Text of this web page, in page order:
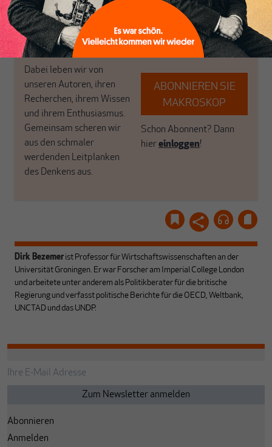
haben einen Blick auf
Geld, Wirtschaft und
Politik, den Sie so
woanders nicht finden.
Dabei leben wir von
unseren Autoren, ihren
Recherchen, ihrem Wissen
und ihrem Enthusiasmus.
Gemeinsam scheren wir
aus den schmaler
werdenden Leitplanken
des Denkens aus.
Brauchen Sie auch frische
Luft? Dann folgen Sie
einfach dem Button.
ABONNIEREN SIE
MAKROSKOP
Schon Abonnent? Dann
hiereinloggen!
Dirk Bezemer ist Professor für Wirtschaftswissenschaften an der
Universität Groningen. Er war Forscher am Imperial College London
und arbeitete unter anderem als Politikberater für die britische
Regierung und verfasst politische Berichte für die OECD, Weltbank,
UNCTAD und das UNDP.
Abonnieren
Anmelden